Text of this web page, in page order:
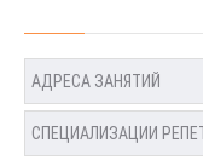
АДРЕСА ЗАНЯТИЙ
СПЕЦИАЛИЗАЦИИ